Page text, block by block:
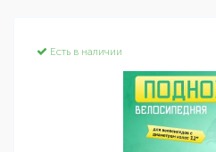
Есть в наличии